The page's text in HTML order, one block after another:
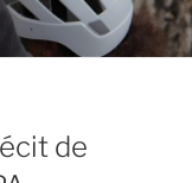
de